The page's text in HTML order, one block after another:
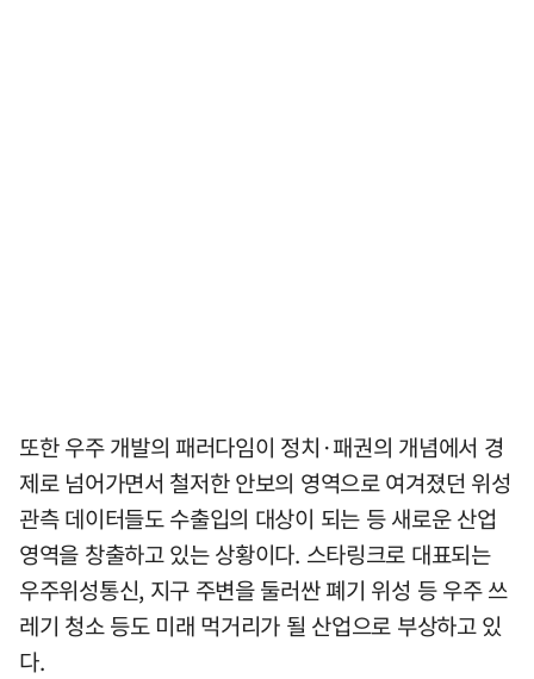
또한 우주 개발의 패러다임이 정치·패권의 개념에서 경
제로 넘어가면서 철저한 안보의 영역으로 여겨졌던 위성
관측 데이터들도 수출입의 대상이 되는 등 새로운 산업
영역을 창출하고 있는 상황이다. 스타링크로 대표되는
우주위성통신, 지구 주변을 둘러싼 폐기 위성 등 우주 쓰
레기 청소 등도 미래 먹거리가 될 산업으로 부상하고 있
다.